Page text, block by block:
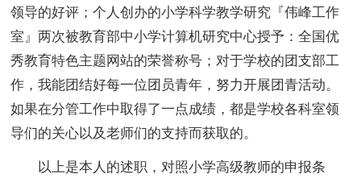
领导的好评；个人创办的小学科学教学研究『伟峰工作
室』两次被教育部中小学计算机研究中心授予：全国优
秀教育特色主题网站的荣誉称号；对于学校的团支部工
作，我能团结好每一位团员青年，努力开展团青活动。
如果在分管工作中取得了一点成绩，都是学校各科室领
导们的关心以及老师们的支持而获取的。
以上是本人的述职，对照小学高级教师的申报条